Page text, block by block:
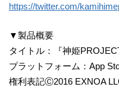
https://twitter.com/
▼製品概要
タイトル：『神姫
プラットフォーム：App
権利表記Ⓒ2016 EXNOA